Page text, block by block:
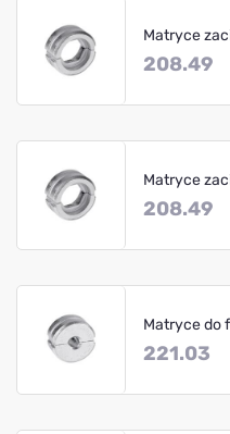
Matryce
208.49
Matryce
208.49
Matryce do
221.03